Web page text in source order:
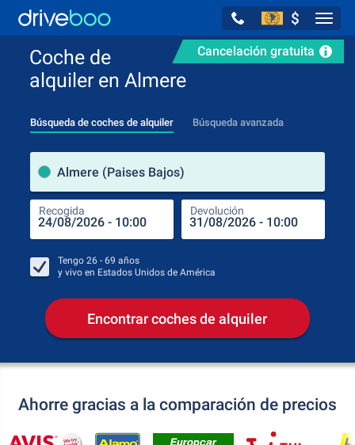
$
Cancelación gratuita
Coche de
alquiler en Almere
Búsqueda de coches de alquiler Búsqueda avanzada
Almere (Paises Bajos)
Recogida Devolución
Tengo 26 - 69 años
y vivo en Estados Unidos de América
Encontrar coches de alquiler
Ahorre gracias a la comparación de precios